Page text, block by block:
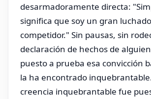
desarmadoramente directa:
significa que soy un gran
competidor." Sin pausas, sin
declaración de hechos de
puesto a prueba esa convicción
la ha encontrado
creencia inquebrantable fue